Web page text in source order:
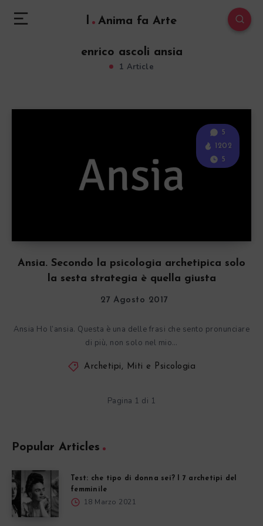
l Anima fa Arte
enrico ascoli ansia
1 Article
Ansia. Secondo la psicologia archetipica solo
la sesta strategia è quella giusta
5
1202
5
27 Agosto 2017
Ansia Ho l’ansia. Questa è una delle frasi che sento pronunciare
di più, non solo nel mio…
Archetipi, Miti e Psicologia
Pagina 1 di 1
Popular Articles
Test: che tipo di donna sei? I 7 archetipi del
femminile
18 Marzo 2021